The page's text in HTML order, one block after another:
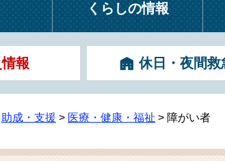
くらしの情報
報 休日・夜間救
助成・支援 > 医療・健康・福祉 > 障がい者